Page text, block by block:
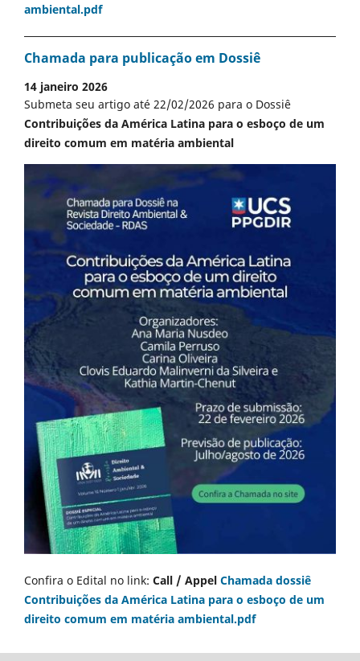
ambiental.pdf
Chamada para publicação em Dossiê
14 janeiro 2026
Submeta seu artigo até 22/02/2026 para o Dossiê
Contribuições da América Latina para o esboço de um
direito comum em matéria ambiental
Confira o Edital no link: Call / Appel Chamada dossiê
Contribuições da América Latina para o esboço de um
direito comum em matéria ambiental.pdf